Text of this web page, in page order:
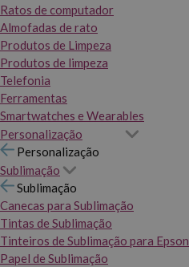
Ratos de computador
Almofadas de rato
Produtos de Limpeza
Produtos de limpeza
Telefonia
Ferramentas
Smartwatches e Wearables
Personalização
Personalização
Sublimação
Sublimação
Canecas para Sublimação
Tintas de Sublimação
Tinteiros de Sublimação para Epson
Papel de Sublimação